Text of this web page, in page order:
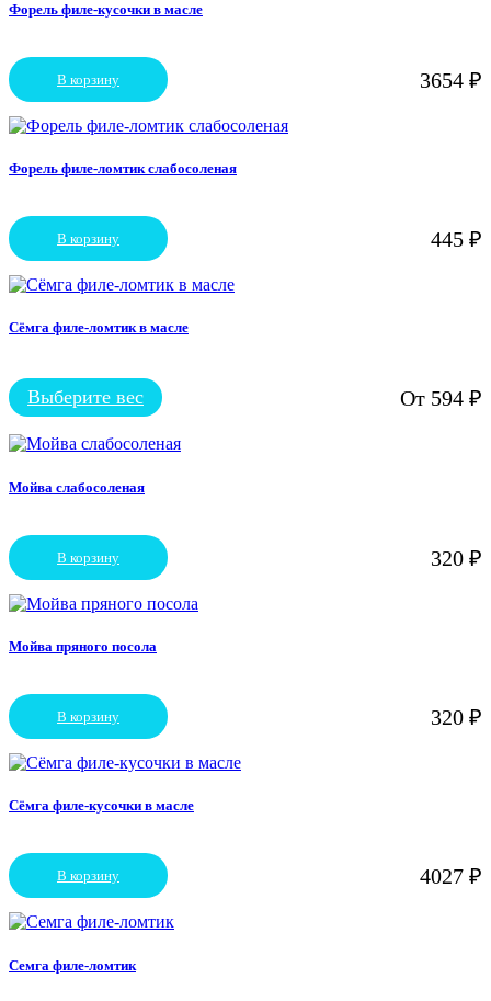
вариаций.
выбрать
на
странице
товара.
Форель филе-кусочки в масле
3654 ₽
В корзину
Форель филе-ломтик слабосоленая
445 ₽
В корзину
Сёмга филе-ломтик в масле
От 594 ₽
Выберите вес
Этот
имеет
вариаций.
выбрать
на
странице
товара.
Мойва слабосоленая
320 ₽
В корзину
Мойва пряного посола
320 ₽
В корзину
Сёмга филе-кусочки в масле
4027 ₽
В корзину
Семга филе-ломтик